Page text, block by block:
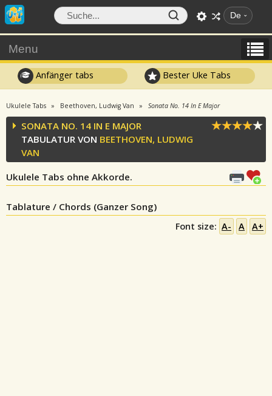
De
Menu
Anfänger tabs Bester Uke Tabs
Ukulele Tabs Beethoven, Ludwig Van Sonata No. 14 In E Major
SONATA NO. 14 IN E MAJOR
TABULATUR VON BEETHOVEN, LUDWIG
VAN
Ukulele Tabs ohne Akkorde.
Tablature / Chords (Ganzer Song)
Font size: A- A A+